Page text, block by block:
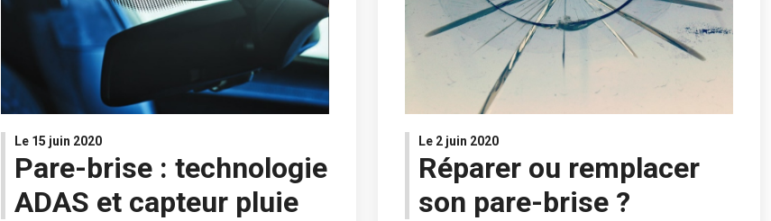
Le 15 juin 2020
Pare-brise : technologie
ADAS et capteur pluie
Le 2 juin 2020
Réparer ou remplacer
son pare-brise ?